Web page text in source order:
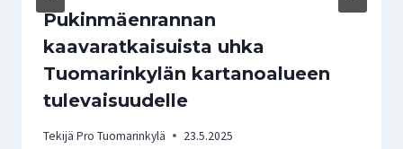
Pukinmäenrannan
kaavaratkaisuista uhka
Tuomarinkylän kartanoalueen
tulevaisuudelle
Tekijä Pro Tuomarinkylä 23.5.2025